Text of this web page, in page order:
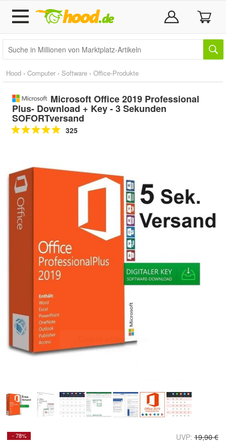
Hood › Computer › Software › Office-Produkte
Microsoft Office 2019 Professional
Plus- Download + Key - 3 Sekunden
SOFORTversand
325
Doppelt antippen zum
vergrößern
- 78% UVP: 19,90 €